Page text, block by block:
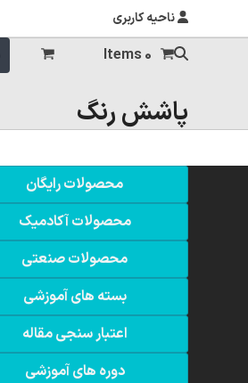
ناحیه کاربری
0 Items
پاشش رنگ
محصولات رایگان
محصولات آکادمیک
محصولات صنعتی
بسته های آموزشی
اعتبار سنجی مقاله
دوره های آموزشی